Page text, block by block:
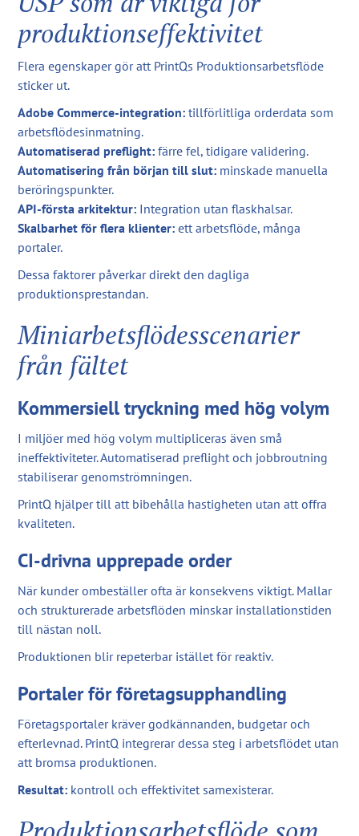
produktionseffektivitet
Flera egenskaper gör att PrintQs Produktionsarbetsflöde
sticker ut.
Adobe Commerce-integration: tillförlitliga orderdata som
arbetsflödesinmatning.
Automatiserad preflight: färre fel, tidigare validering.
Automatisering från början till slut: minskade manuella
beröringspunkter.
API-första arkitektur: Integration utan flaskhalsar.
Skalbarhet för flera klienter: ett arbetsflöde, många
portaler.
Dessa faktorer påverkar direkt den dagliga
produktionsprestandan.
Miniarbetsflödesscenarier
från fältet
Kommersiell tryckning med hög volym
I miljöer med hög volym multipliceras även små
ineffektiviteter. Automatiserad preflight och jobbroutning
stabiliserar genomströmningen.
PrintQ hjälper till att bibehålla hastigheten utan att offra
kvaliteten.
CI-drivna upprepade order
När kunder ombeställer ofta är konsekvens viktigt. Mallar
och strukturerade arbetsflöden minskar installationstiden
till nästan noll.
Produktionen blir repeterbar istället för reaktiv.
Portaler för företagsupphandling
Företagsportaler kräver godkännanden, budgetar och
efterlevnad. PrintQ integrerar dessa steg i arbetsflödet utan
att bromsa produktionen.
Resultat: kontroll och effektivitet samexisterar.